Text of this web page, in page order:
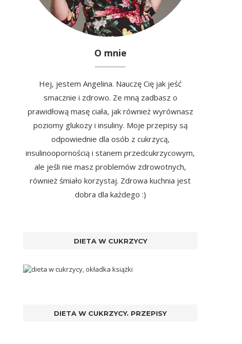
O mnie
Hej, jestem Angelina. Nauczę Cię jak jeść
smacznie i zdrowo. Ze mną zadbasz o
prawidłową masę ciała, jak również wyrównasz
poziomy glukozy i insuliny. Moje przepisy są
odpowiednie dla osób z cukrzycą,
insulinoopornością i stanem przedcukrzycowym,
ale jeśli nie masz problemów zdrowotnych,
również śmiało korzystaj. Zdrowa kuchnia jest
dobra dla każdego :)
DIETA W CUKRZYCY
DIETA W CUKRZYCY. PRZEPISY